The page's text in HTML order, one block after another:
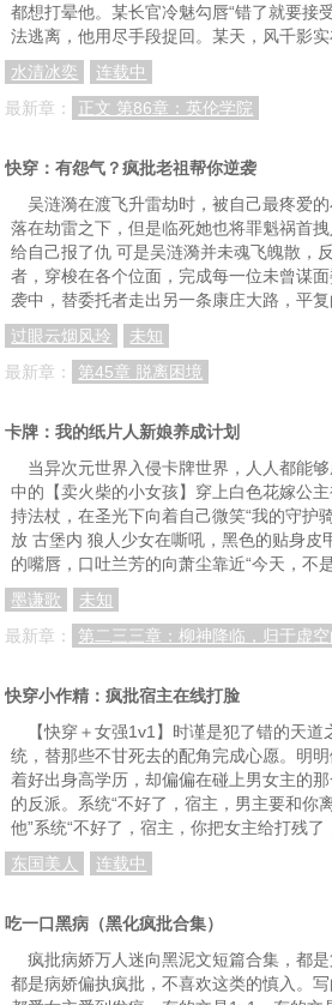
都想打晕他。某长官冷魅勾唇“错了就要接
法逃离，他用尽手段捉回。某天，风千影
水清冰奕
连载中
最新章：
正文 第86章：英伦学院
快穿：有怨气？疯批老祖帮你逆袭
吴涟漪在渡飞升雷劫时，被自己最疼爱
落在劫雷之下，但是临死她也将罪魁祸首
给自己报了仇 可是吴涟漪并未魂飞魄散，
者，穿梭在各个位面，完成每一位未曾谋
袭中，替委托者走出另一条康庄大路，平
过眼云烟风玲
未知
最新章：
第45章 脱离困境
卡牌：我的纸片人新娘养成计划
当异次元世界入侵卡牌世界，人人都能
中的【卖火柴的小女孩】穿上白色花嫁公
持法杖，在圣光下向着自己微笑“我的守护
放 古堡内 狼人少女在嘶吼，黑色的贴身皮
的嘴唇，口吐兰芳的向萧尘靠近“今天，不
墨谦歌
未知
最新章：
第二三三章：柳神降临，归于虚
快穿小作精：疯批宿主在线打脸
【快穿＋女强1v1】时谨是犯了错的天
统，替那些不甘死去的配角完成心愿。明
着好出身高学历，却偏偏在碰上男女主的
的反派。系统“不好了，宿主，男主要和你
他”系统“不好了，宿主，你把女主给打残
东国美人
连载中
吃一口黑病（黑化疯批合集）
疯批病娇万人迷向黑泥文短篇合集，都
都是病娇偏执疯批，不喜欢这类的慎入。